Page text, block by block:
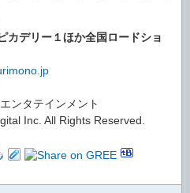
カデリー１ほか全国ロードショ
ンタテインメント
Inc. All Rights Reserved.